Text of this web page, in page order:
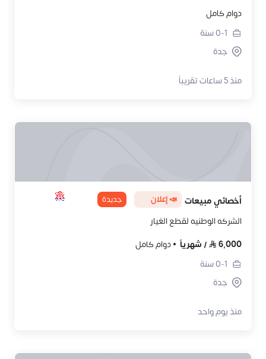
دوام كامل
0-1سنة
جدة
منذ 5 ساعات تقريباً
أخصائي مبيعات 📣 إعلان جديدة
الشركه الوطنيه لقطع الغيار
6,000
/ شهرياً
دوام كامل
0-1سنة
جدة
منذ يوم واحد